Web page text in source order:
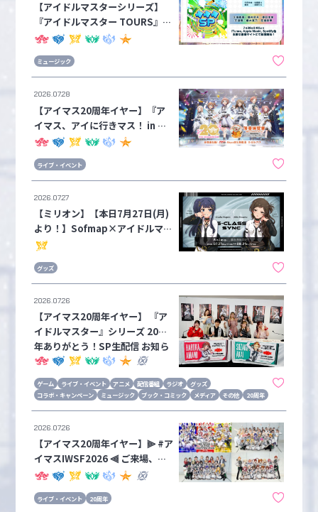
【アイドルマスターシリーズ】
『アイドルマスター TOURS』新
曲「→→→SP」が配信中！
ミュージック
【アイマス20周年イヤー】『ア
イマス、アイに行きマス！ in 台
湾漫画博覧会』イベントレポート
ライブ・イベント
2026.07.28
【ミリオン】【本日7月27日(月)
より！】Sofmap×アイドルマス
ター ミリオンライブ！「S-CLAS
開始！
グッズ
2026.07.27
【アイマス20周年イヤー】 『ア
イドルマスター』シリーズ 20周
年ありがとう！SP生配信 お知ら
せまとめ
ゲーム ライブ・イベント アニメ 配信番組 ラジオ
グッズ
コラボ・キャンペーン
ミュージック ブック・コミック メディア その他 20周年
2026.07.26
【アイマス20周年イヤー】⫸ #ア
イマスIWSF2026 ⫷ ご来場、ご
視聴ありがとうございました！セ
発表の告知内容をお知らせ！配信
ライブ・イベント 20周年
2026.07.26